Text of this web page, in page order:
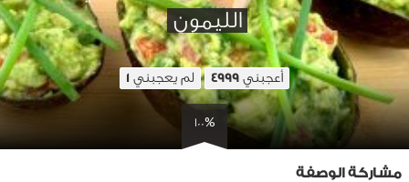
الليمون
أعجبني 4999 لم يعجبني 1
100%
مشاركة الوصفة